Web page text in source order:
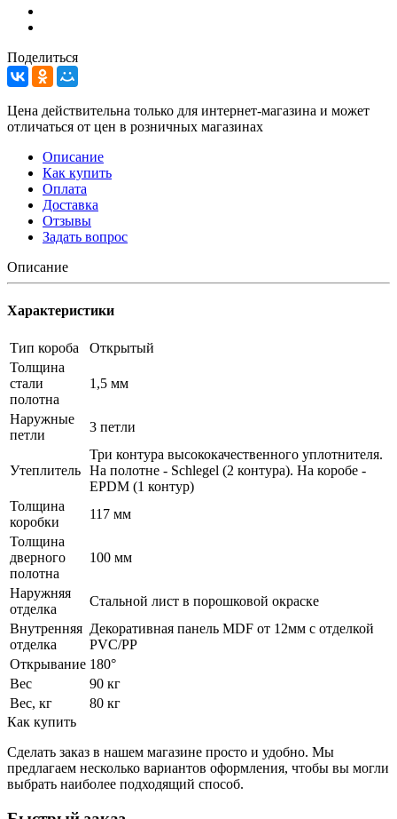
Поделиться
Цена действительна только для интернет-магазина и может
отличаться от цен в розничных магазинах
Описание
Как купить
Оплата
Доставка
Отзывы
Задать вопрос
Описание
Характеристики
Тип короба
Открытый
Толщина
стали
полотна
1,5 мм
Наружные
петли
3 петли
Утеплитель
Три контура высококачественного уплотнителя.
На полотне - Schlegel (2 контура). На коробе -
EPDM (1 контур)
Толщина
коробки
117 мм
Толщина
дверного
полотна
100 мм
Наружняя
отделка
Стальной лист в порошковой окраске
Внутренняя
отделка
Декоративная панель MDF от 12мм с отделкой
PVC/PP
Открывание 180°
Вес
90 кг
Вес, кг
80 кг
Как купить
Сделать заказ в нашем магазине просто и удобно. Мы
предлагаем несколько вариантов оформления, чтобы вы могли
выбрать наиболее подходящий способ.